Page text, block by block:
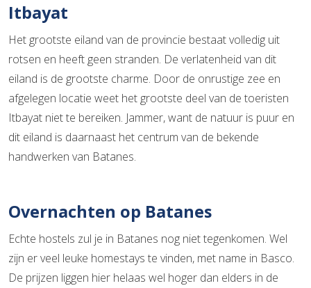
Itbayat
Het grootste eiland van de provincie bestaat volledig uit
rotsen en heeft geen stranden. De verlatenheid van dit
eiland is de grootste charme. Door de onrustige zee en
afgelegen locatie weet het grootste deel van de toeristen
Itbayat niet te bereiken. Jammer, want de natuur is puur en
dit eiland is daarnaast het centrum van de bekende
handwerken van Batanes.
Overnachten op Batanes
Echte hostels zul je in Batanes nog niet tegenkomen. Wel
zijn er veel leuke homestays te vinden, met name in Basco.
De prijzen liggen hier helaas wel hoger dan elders in de